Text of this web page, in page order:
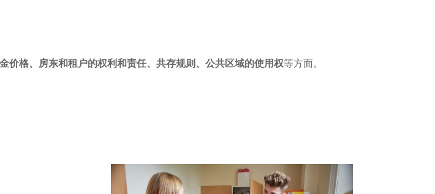
价格、房东和租户的权利和责任、共存规则、公共区域的使用权等方面。